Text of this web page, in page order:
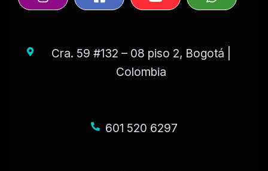
Cra. 59 #132 – 08 piso 2, Bogotá |
Colombia
601 520 6297